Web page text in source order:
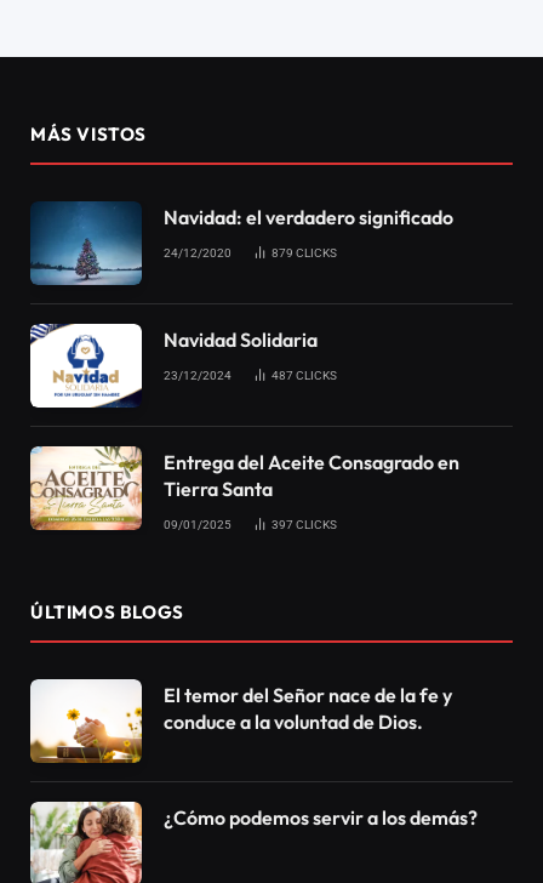
MÁS VISTOS
Navidad: el verdadero significado
24/12/2020 879 CLICKS
Navidad Solidaria
23/12/2024 487 CLICKS
Entrega del Aceite Consagrado en
Tierra Santa
09/01/2025 397 CLICKS
ÚLTIMOS BLOGS
El temor del Señor nace de la fe y
conduce a la voluntad de Dios.
¿Cómo podemos servir a los demás?